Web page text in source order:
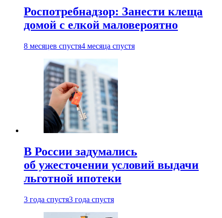
Роспотребнадзор: Занести клеща
домой с елкой маловероятно
8 месяцев спустя4 месяца спустя
В России задумались
об ужесточении условий выдачи
льготной ипотеки
3 года спустя3 года спустя